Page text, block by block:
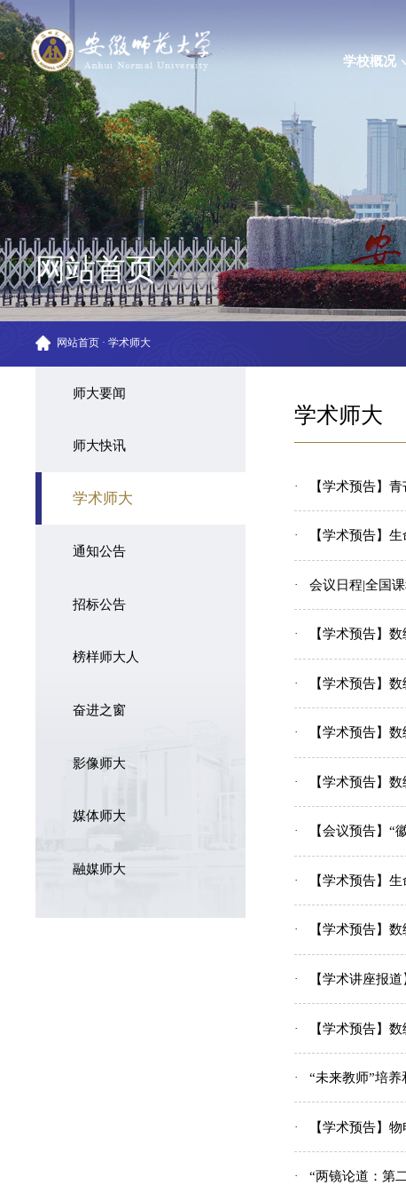
学校概况
网站首页
网站首页 · 学术师大
师大要闻
师大快讯
学术师大
通知公告
招标公告
榜样师大人
奋进之窗
影像师大
媒体师大
融媒师大
学术师大
【学术预告】
【学术预告】
会议日程|全国
【学术预告】
【学术预告】
【学术预告】
【学术预告】
【会议预告】“
【学术预告】
【学术预告】
【学术讲座报
【学术预告】
“未来教师”培养
【学术预告】
“两镜论道：第